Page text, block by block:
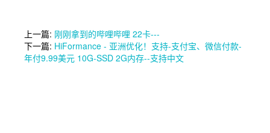
上一篇: 刚刚拿到的哔哩哔哩 22卡---
下一篇: HiFormance - 亚洲优化！支持-支付宝、微信付款-
年付9.99美元 10G-SSD 2G内存--支持中文